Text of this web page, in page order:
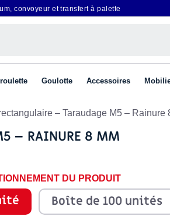
convoyeur et transfert à palette
Goulotte Accessoires
– Taraudage M5 – Rainure
– RAINURE 8 MM
DU PRODUIT
Boîte de 100 unités